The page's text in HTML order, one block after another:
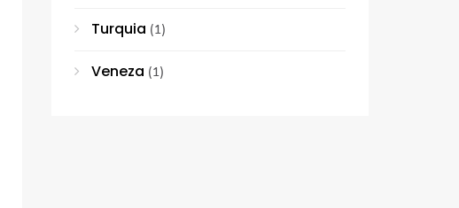
Turquia (1)
Veneza (1)